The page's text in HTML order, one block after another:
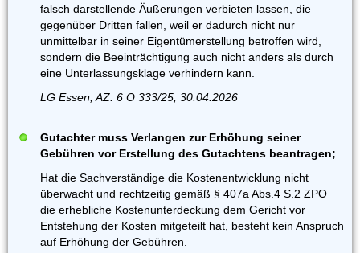
falsch darstellende Äußerungen verbieten lassen, die
gegenüber Dritten fallen, weil er dadurch nicht nur
unmittelbar in seiner Eigentümerstellung betroffen wird,
sondern die Beeinträchtigung auch nicht anders als durch
eine Unterlassungsklage verhindern kann.
LG Essen, AZ: 6 O 333/25, 30.04.2026
Gutachter muss Verlangen zur Erhöhung seiner
Gebühren vor Erstellung des Gutachtens beantragen;
Hat die Sachverständige die Kostenentwicklung nicht
überwacht und rechtzeitig gemäß § 407a Abs.4 S.2 ZPO
die erhebliche Kostenunterdeckung dem Gericht vor
Entstehung der Kosten mitgeteilt hat, besteht kein Anspruch
auf Erhöhung der Gebühren.